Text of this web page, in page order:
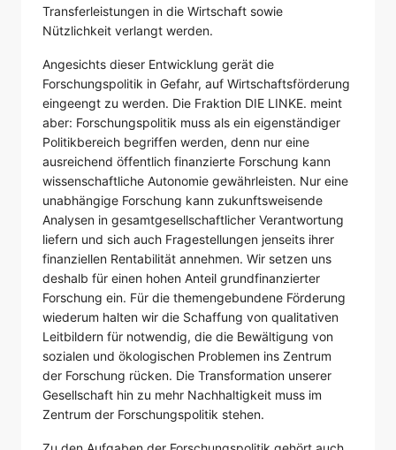
Transferleistungen in die Wirtschaft sowie
Nützlichkeit verlangt werden.
Angesichts dieser Entwicklung gerät die
Forschungspolitik in Gefahr, auf Wirtschaftsförderung
eingeengt zu werden. Die Fraktion DIE LINKE. meint
aber: Forschungspolitik muss als ein eigenständiger
Politikbereich begriffen werden, denn nur eine
ausreichend öffentlich finanzierte Forschung kann
wissenschaftliche Autonomie gewährleisten. Nur eine
unabhängige Forschung kann zukunftsweisende
Analysen in gesamtgesellschaftlicher Verantwortung
liefern und sich auch Fragestellungen jenseits ihrer
finanziellen Rentabilität annehmen. Wir setzen uns
deshalb für einen hohen Anteil grundfinanzierter
Forschung ein. Für die themengebundene Förderung
wiederum halten wir die Schaffung von qualitativen
Leitbildern für notwendig, die die Bewältigung von
sozialen und ökologischen Problemen ins Zentrum
der Forschung rücken. Die Transformation unserer
Gesellschaft hin zu mehr Nachhaltigkeit muss im
Zentrum der Forschungspolitik stehen.